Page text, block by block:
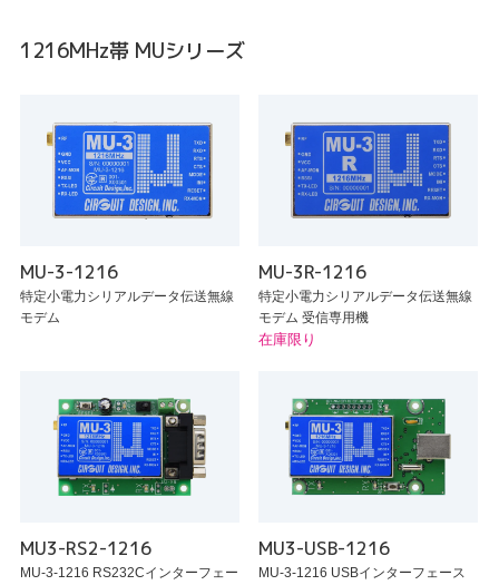
1216MHz帯 MUシリーズ
MU-3-1216
特定小電力シリアルデータ伝送無線
モデム
MU-3R-1216
特定小電力シリアルデータ伝送無線
モデム 受信専用機
在庫限り
MU3-RS2-1216
MU-3-1216 RS232Cインターフェー
MU3-USB-1216
MU-3-1216 USBインターフェース